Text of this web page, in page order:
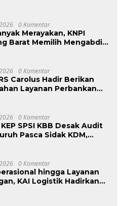
0 Komentar
Merayakan, KNPI
Barat Memilih Mengabdi:
Mampu
0 Komentar
Carolus Hadir Berikan
Layanan Perbankan
0 Komentar
KEP SPSI KBB Desak Audit
Pasca Sidak KDM,
0 Komentar
hingga Layanan
KAI Logistik Hadirkan